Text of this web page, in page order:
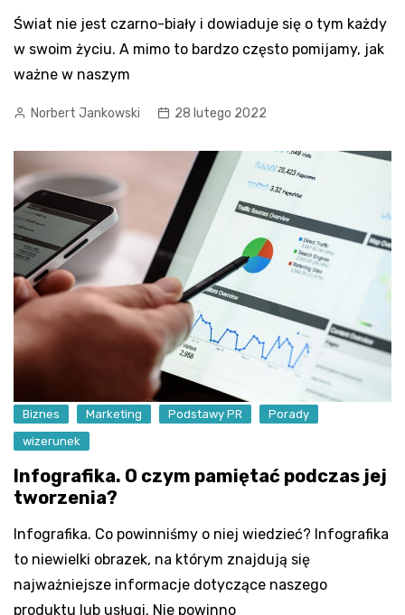
Świat nie jest czarno-biały i dowiaduje się o tym każdy
w swoim życiu. A mimo to bardzo często pomijamy, jak
ważne w naszym
Norbert Jankowski 28 lutego 2022
Biznes Marketing Podstawy PR
Porady
wizerunek
Infografika. O czym pamiętać podczas jej
tworzenia?
Infografika. Co powinniśmy o niej wiedzieć? Infografika
to niewielki obrazek, na którym znajdują się
najważniejsze informacje dotyczące naszego
produktu lub usługi. Nie powinno